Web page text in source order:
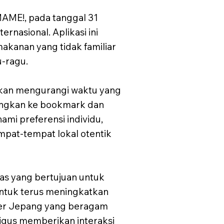
pada tanggal 31
Aplikasi ini
yang tidak familiar
ragu.
mengurangi waktu yang
ke bookmark dan
preferensi individu,
tempat lokal otentik
yang bertujuan untuk
terus meningkatkan
Jepang yang beragam
memberikan interaksi